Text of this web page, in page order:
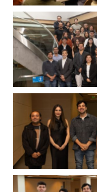
Zoom
Zoom
Zoom